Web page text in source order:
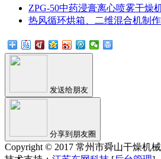
ZPG-50中药浸膏离心喷雾干燥
热风循环烘箱、二维混合机制
发送给朋友
分享到朋友圈
Copyright © 2017 常州市舜山干燥机